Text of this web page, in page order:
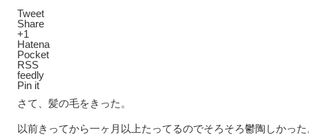
Tweet
Share
+1
Hatena
Pocket
RSS
feedly
Pin it
さて、髪の毛をきった。
以前きってから一ヶ月以上たってるのでそろそろ鬱陶しかった